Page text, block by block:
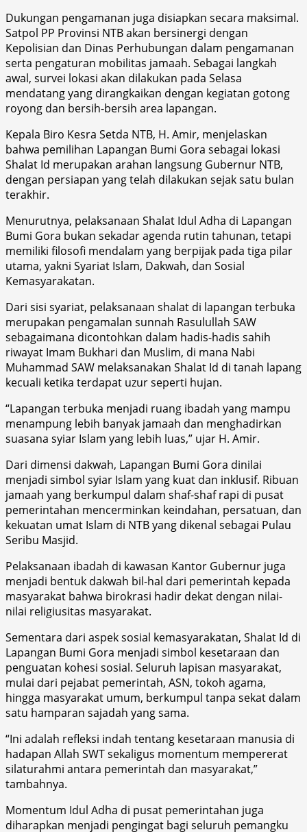
Dukungan pengamanan juga disiapkan secara maksimal.
Satpol PP Provinsi NTB akan bersinergi dengan
Kepolisian dan Dinas Perhubungan dalam pengamanan
serta pengaturan mobilitas jamaah. Sebagai langkah
awal, survei lokasi akan dilakukan pada Selasa
mendatang yang dirangkaikan dengan kegiatan gotong
royong dan bersih-bersih area lapangan.
Kepala Biro Kesra Setda NTB, H. Amir, menjelaskan
bahwa pemilihan Lapangan Bumi Gora sebagai lokasi
Shalat Id merupakan arahan langsung Gubernur NTB,
dengan persiapan yang telah dilakukan sejak satu bulan
terakhir.
Menurutnya, pelaksanaan Shalat Idul Adha di Lapangan
Bumi Gora bukan sekadar agenda rutin tahunan, tetapi
memiliki filosofi mendalam yang berpijak pada tiga pilar
utama, yakni Syariat Islam, Dakwah, dan Sosial
Kemasyarakatan.
Dari sisi syariat, pelaksanaan shalat di lapangan terbuka
merupakan pengamalan sunnah Rasulullah SAW
sebagaimana dicontohkan dalam hadis-hadis sahih
riwayat Imam Bukhari dan Muslim, di mana Nabi
Muhammad SAW melaksanakan Shalat Id di tanah lapang
kecuali ketika terdapat uzur seperti hujan.
“Lapangan terbuka menjadi ruang ibadah yang mampu
menampung lebih banyak jamaah dan menghadirkan
suasana syiar Islam yang lebih luas,” ujar H. Amir.
Dari dimensi dakwah, Lapangan Bumi Gora dinilai
menjadi simbol syiar Islam yang kuat dan inklusif. Ribuan
jamaah yang berkumpul dalam shaf-shaf rapi di pusat
pemerintahan mencerminkan keindahan, persatuan, dan
kekuatan umat Islam di NTB yang dikenal sebagai Pulau
Seribu Masjid.
Pelaksanaan ibadah di kawasan Kantor Gubernur juga
menjadi bentuk dakwah bil-hal dari pemerintah kepada
masyarakat bahwa birokrasi hadir dekat dengan nilai-
nilai religiusitas masyarakat.
Sementara dari aspek sosial kemasyarakatan, Shalat Id di
Lapangan Bumi Gora menjadi simbol kesetaraan dan
penguatan kohesi sosial. Seluruh lapisan masyarakat,
mulai dari pejabat pemerintah, ASN, tokoh agama,
hingga masyarakat umum, berkumpul tanpa sekat dalam
satu hamparan sajadah yang sama.
“Ini adalah refleksi indah tentang kesetaraan manusia di
hadapan Allah SWT sekaligus momentum mempererat
silaturahmi antara pemerintah dan masyarakat,”
tambahnya.
Momentum Idul Adha di pusat pemerintahan juga
diharapkan menjadi pengingat bagi seluruh pemangku